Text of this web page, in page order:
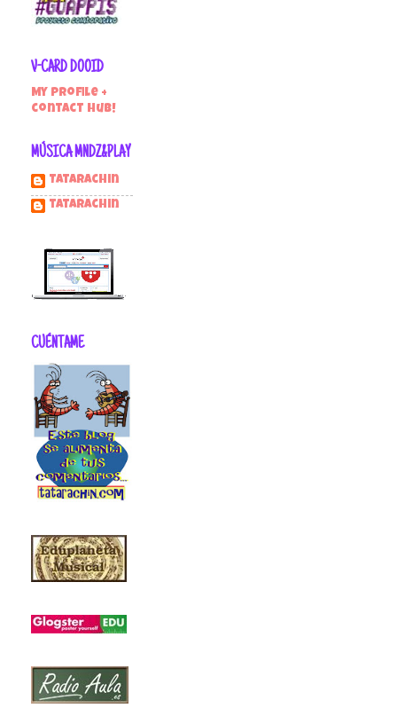
V-CARD DOOID
My profile +
contact hub!
MÚSICA MNDZ&PLAY
Tatarachin
tatarachin
CUÉNTAME